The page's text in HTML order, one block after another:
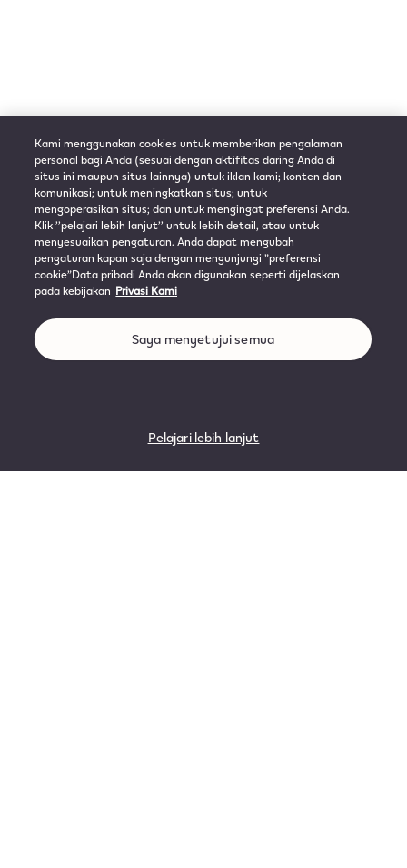
Kami menggunakan cookies untuk memberikan pengalaman
personal bagi Anda (sesuai dengan aktifitas daring Anda di
situs ini maupun situs lainnya) untuk iklan kami; konten dan
komunikasi; untuk meningkatkan situs; untuk
mengoperasikan situs; dan untuk mengingat preferensi Anda.
Klik ’’pelajari lebih lanjut’’ untuk lebih detail, atau untuk
menyesuaikan pengaturan. Anda dapat mengubah
pengaturan kapan saja dengan mengunjungi ”preferensi
cookie”Data pribadi Anda akan digunakan seperti dijelaskan
pada kebijakan Privasi Kami
Pelajari lebih lanjut
Saya menyetujui semua